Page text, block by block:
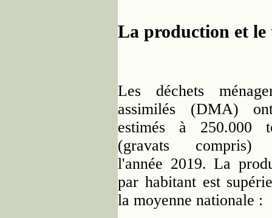
La production et le
Les déchets
assimilés (DMA)
estimés à 250.000
(gravats compris)
l'année 2019. La
par habitant est
la moyenne nationale :